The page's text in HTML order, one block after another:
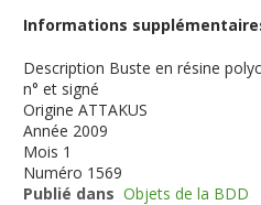
Informations
Description Buste en résine
n° et signé
Origine ATTAKUS
Année 2009
Mois 1
Numéro 1569
Publié dans Objets de la BDD